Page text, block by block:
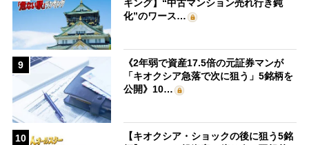
キング】“中古マンション売れ行き鈍
化”のワース…
9
《2年弱で資産17.5倍の元証券マンが
「キオクシア急落で次に狙う」5銘柄を
公開》10…
10
【キオクシア・ショックの後に狙う5銘